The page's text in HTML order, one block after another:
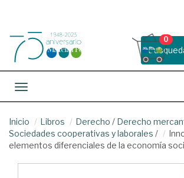
0
Toggle navigation
Inicio Libros Derecho / Derecho
Sociedades cooperativas y laborales /
elementos diferenciales de la economía